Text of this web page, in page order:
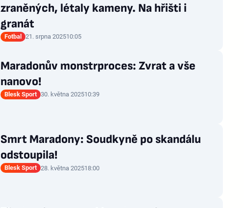
zraněných, létaly kameny. Na hřišti i
granát
Fotbal 21. srpna 202510:05
Maradonův monstrproces: Zvrat a vše
nanovo!
Blesk Sport 30. května 202510:39
Smrt Maradony: Soudkyně po skandálu
odstoupila!
Blesk Sport 28. května 202518:00